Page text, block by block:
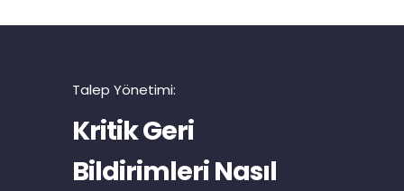
Talep Yönetimi:
Kritik Geri
Bildirimleri Nasıl